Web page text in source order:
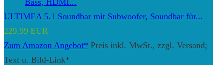
ULTIMEA 5.1 Soundbar mit Subwoofer, Soundbar für...
229,99 EUR
Zum Amazon Angebot* Preis inkl. MwSt., zzgl. Versand;
Text u. Bild-Link*